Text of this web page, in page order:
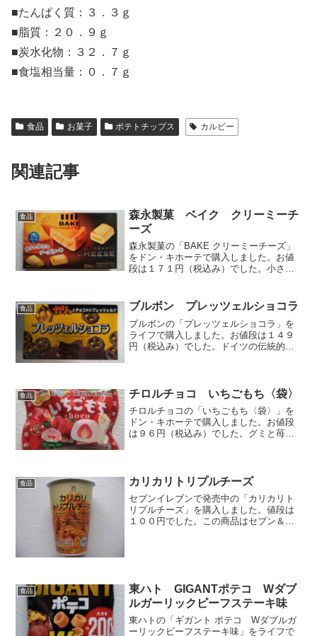
■たんぱく質：３．３ｇ
■脂質：２０．９ｇ
■炭水化物：３２．７ｇ
■食塩相当量：０．７ｇ
食品 お菓子 ポテトチップス カルビー
関連記事
食品
森永製菓 ベイク クリーミーチ
ーズ
森永製菓の「BAKE クリーミーチーズ」
をドン・キホーテで購入しました。お値
段は１７１円（税込み）でした。小さな
カマンベールチーズ、マスカルポーネチ
ーズ）を使用した特製...
食品 ブルボン プレッツェルショコラ
ブルボンの「プレッツェルショコラ」を
ライフで購入しました。お値段は１４９
円（税込み）でした。ドイツの伝統的な
レートでコーティングした...
食品 チロルチョコ いちごもち〈袋〉
チロルチョコの「いちごもち〈袋〉」を
ドン・キホーテで購入しました。お値段
は９６円（税込み）でした。グミと苺ソ
す。７個入りですね。表・...
食品 カリカリトリプルチーズ
セブンイレブンで発売中の「カリカリト
リプルチーズ」を購入しました。値段は
１００円でした。この商品はセブン＆ア
食品
東ハト GIGANTポテコ Wダブ
ルガーリックビーフステーキ味
東ハトの「ギガント ポテコ Wダブルガ
ーリックビーフステーキ味」をライフで